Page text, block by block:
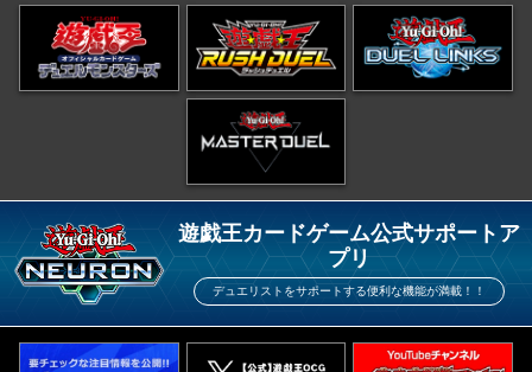
遊戯王カードゲーム公式サポートア
プリ
デュエリストをサポートする便利な機能が満載！！